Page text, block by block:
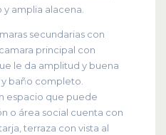
amplia alacena.
secundarias con
principal con
le da amplitud y buena
baño completo.
espacio que puede
o área social cuenta con
terraza con vista al